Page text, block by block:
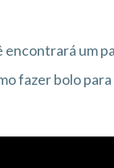
um
fazer bolo